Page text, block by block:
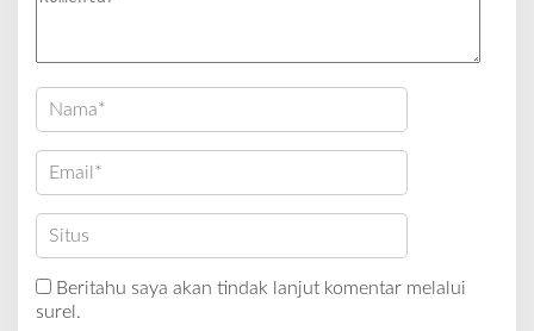
Beritahu saya akan tindak lanjut komentar melalui
surel.